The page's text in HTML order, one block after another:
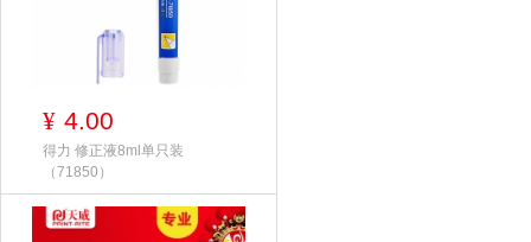
¥ 4.00
得力 修正液8ml单只装
（71850）